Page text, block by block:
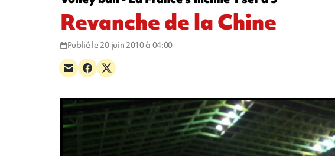
Revanche de la Chine
Publié le 20 juin 2010 à 04:00